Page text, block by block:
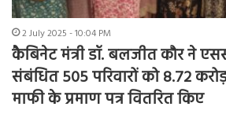
2 July 2025 - 10:04 PM
कैबिनेट मंत्री डॉ. बलजीत कौर ने
संबंधित 505 परिवारों को 8.72
माफी के प्रमाण पत्र वितरित किए